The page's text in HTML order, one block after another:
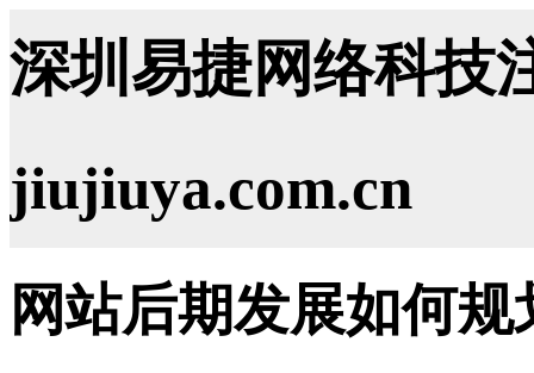
深圳易捷网络科技
jiujiuya.com.cn
网站后期发展如何规